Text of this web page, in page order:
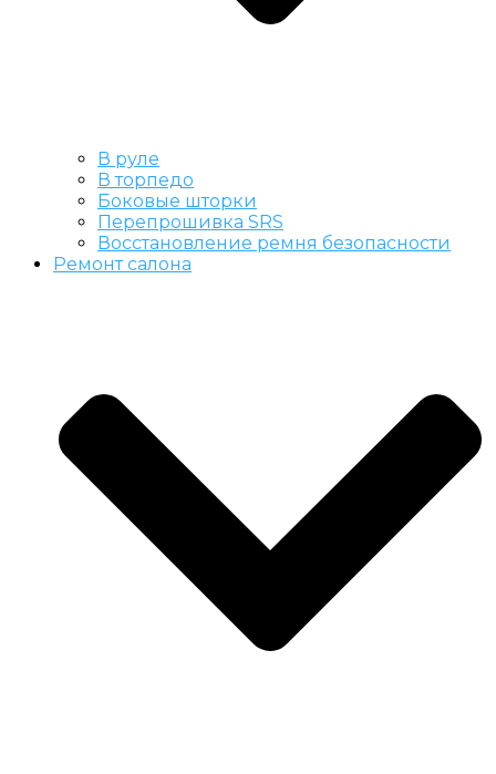
В руле
В торпедо
Боковые шторки
Перепрошивка SRS
Восстановление ремня безопасности
Ремонт салона